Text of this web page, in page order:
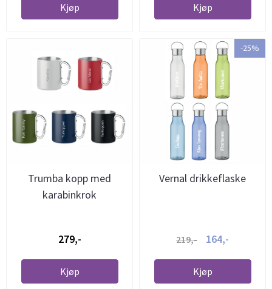
Kjøp Kjøp
Trumba kopp med
karabinkrok
279,-
Kjøp
-25%
Vernal drikkeflaske
219,- 164,-
Kjøp